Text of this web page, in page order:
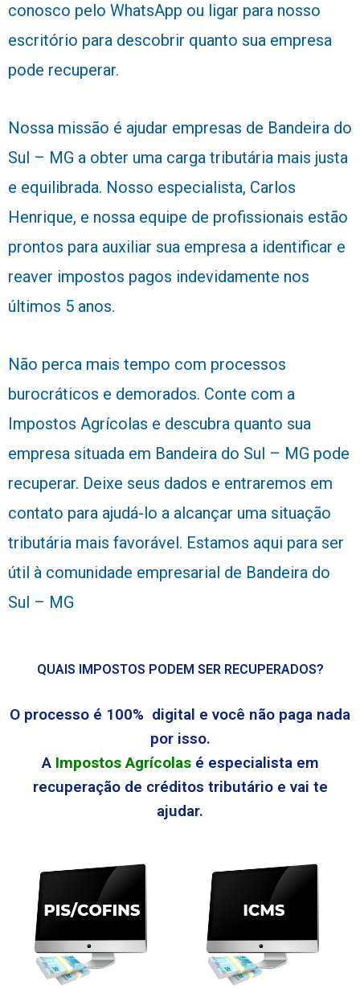
conosco pelo WhatsApp ou ligar para nosso
escritório para descobrir quanto sua empresa
pode recuperar.
Nossa missão é ajudar empresas de Bandeira do
Sul – MG a obter uma carga tributária mais justa
e equilibrada. Nosso especialista, Carlos
Henrique, e nossa equipe de profissionais estão
prontos para auxiliar sua empresa a identificar e
reaver impostos pagos indevidamente nos
últimos 5 anos.
Não perca mais tempo com processos
burocráticos e demorados. Conte com a
Impostos Agrícolas e descubra quanto sua
empresa situada em Bandeira do Sul – MG pode
recuperar. Deixe seus dados e entraremos em
contato para ajudá-lo a alcançar uma situação
tributária mais favorável. Estamos aqui para ser
útil à comunidade empresarial de Bandeira do
Sul – MG
QUAIS IMPOSTOS PODEM SER RECUPERADOS?
O processo é 100% digital e você não paga nada
por isso.
A Impostos Agrícolasé especialista em
recuperação de créditos tributário e vai te
ajudar.